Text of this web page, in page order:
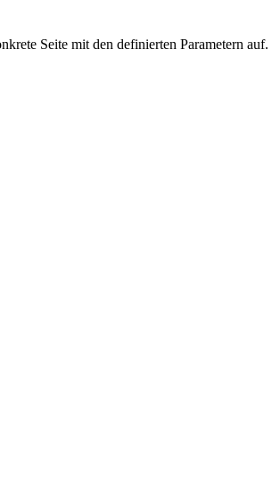
Seite mit den definierten Parametern auf.